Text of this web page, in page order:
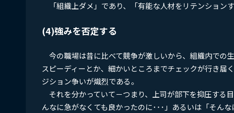
「組織上ダメ」であり、「有能な人材をリテンション
(4)強みを否定する
今の職場は昔に比べて競争が激しいから、組織内での
スピーディーとか、細かいところまでチェックが行き届
ジション争いが熾烈である。
それを分かっていて－つまり、上司が部下を抑圧する
んなに急がなくても良かったのに･･･」あるいは「そん